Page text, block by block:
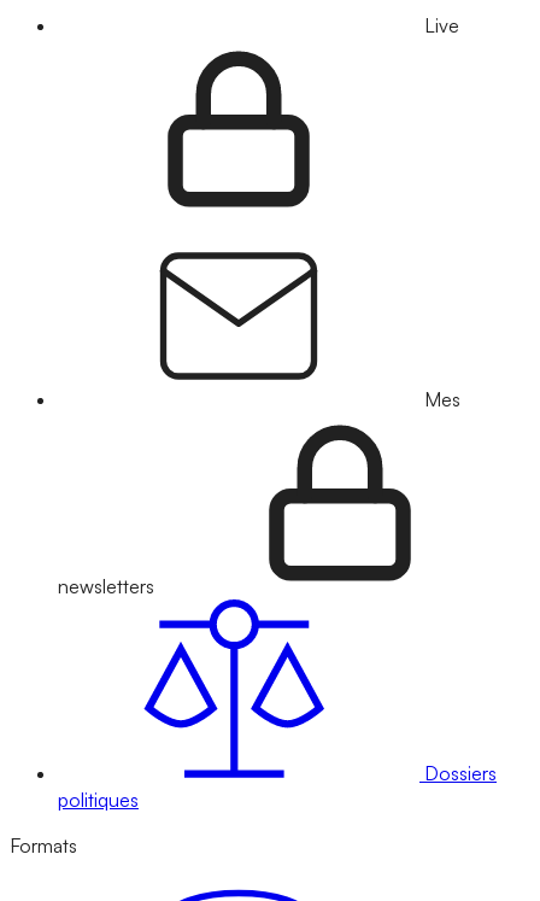
Live
Mes
newsletters
Dossiers
politiques
Formats